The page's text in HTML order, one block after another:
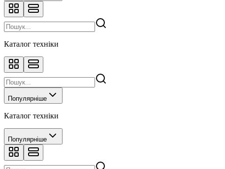
Каталог техніки
Популярніше
Каталог техніки
Популярніше